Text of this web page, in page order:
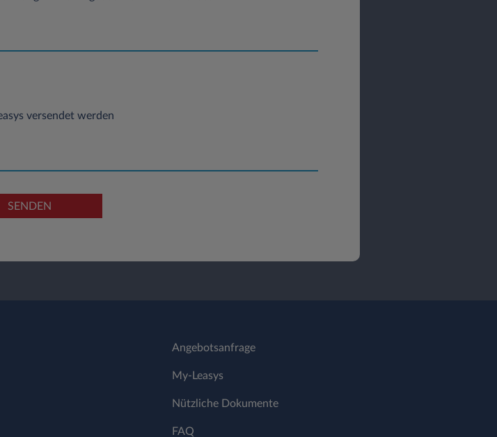
versendet werden
SENDEN
Angebotsanfrage
My-Leasys
Nützliche Dokumente
FAQ